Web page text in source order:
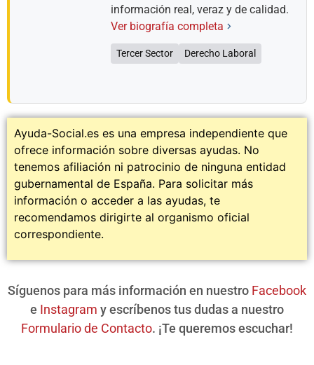
información real, veraz y de calidad.
Ver biografía completa
Tercer Sector Derecho Laboral
Ayuda-Social.es es una empresa independiente que
ofrece información sobre diversas ayudas. No
tenemos afiliación ni patrocinio de ninguna entidad
gubernamental de España. Para solicitar más
información o acceder a las ayudas, te
recomendamos dirigirte al organismo oficial
correspondiente.
Síguenos para más información en nuestro Facebook
e Instagram y escríbenos tus dudas a nuestro
Formulario de Contacto. ¡Te queremos escuchar!